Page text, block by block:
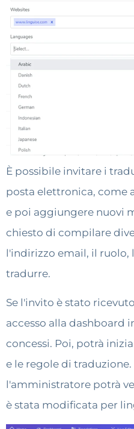
È possibile invitare i
posta elettronica, come
e poi aggiungere nuovi
chiesto di compilare
l'indirizzo email, il ruolo,
tradurre.
Se l'invito è stato
accesso alla dashboard
concessi. Poi, potrà
e le regole di traduzione.
l'amministratore potrà
è stata modificata per